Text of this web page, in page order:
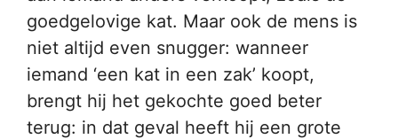
goedgelovige kat. Maar ook de mens is
niet altijd even snugger: wanneer
iemand ‘een kat in een zak’ koopt,
brengt hij het gekochte goed beter
terug: in dat geval heeft hij een grote